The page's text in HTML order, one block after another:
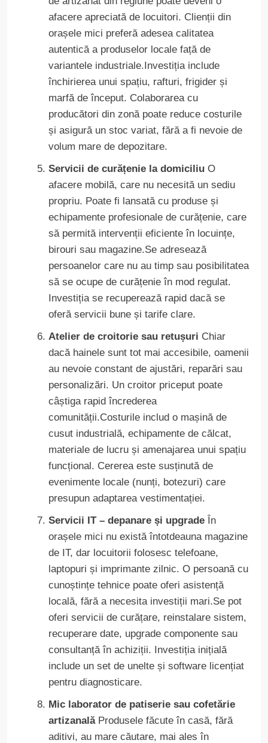
afacere apreciată de locuitori. Clienții din
orașele mici preferă adesea calitatea
autentică a produselor locale față de
variantele industriale.Investiția include
închirierea unui spațiu, rafturi, frigider și
marfă de început. Colaborarea cu
producători din zonă poate reduce costurile
și asigură un stoc variat, fără a fi nevoie de
volum mare de depozitare.
Servicii de curățenie la domiciliuO
afacere mobilă, care nu necesită un sediu
propriu. Poate fi lansată cu produse și
echipamente profesionale de curățenie, care
să permită intervenții eficiente în locuințe,
birouri sau magazine.Se adresează
persoanelor care nu au timp sau posibilitatea
să se ocupe de curățenie în mod regulat.
Investiția se recuperează rapid dacă se
oferă servicii bune și tarife clare.
Atelier de croitorie sau retușuri Chiar
dacă hainele sunt tot mai accesibile, oamenii
au nevoie constant de ajustări, reparări sau
personalizări. Un croitor priceput poate
câștiga rapid încrederea
comunității.Costurile includ o mașină de
cusut industrială, echipamente de călcat,
materiale de lucru și amenajarea unui spațiu
funcțional. Cererea este susținută de
evenimente locale (nunți, botezuri) care
presupun adaptarea vestimentației.
Servicii IT – depanare și upgradeÎn
orașele mici nu există întotdeauna magazine
de IT, dar locuitorii folosesc telefoane,
laptopuri și imprimante zilnic. O persoană cu
cunoștințe tehnice poate oferi asistență
locală, fără a necesita investiții mari.Se pot
oferi servicii de curățare, reinstalare sistem,
recuperare date, upgrade componente sau
consultanță în achiziții. Investiția inițială
include un set de unelte și software licențiat
pentru diagnosticare.
Mic laborator de patiserie sau cofetărie
artizanalăProdusele făcute în casă, fără
aditivi, au mare căutare, mai ales în